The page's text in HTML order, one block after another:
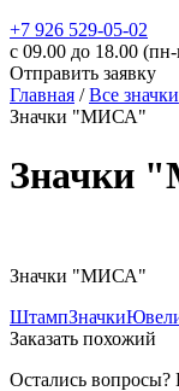
+7 926 529-05-02
c 09.00 до 18.00
Отправить заявку
Главная /Все значки
Значки "МИСА"
Значки
Значки "МИСА"
ШтампЗначки
Заказать похожий
Остались